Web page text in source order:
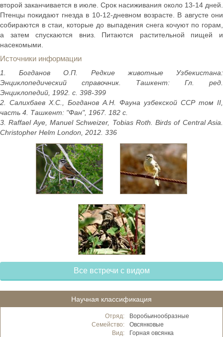
второй заканчивается в июле. Срок насиживания около 13-14 дней.
Птенцы покидают гнезда в 10-12-дневном возрасте. В августе они
собираются в стаи, которые до выпадения снега кочуют по горам,
а затем спускаются вниз. Питаются растительной пищей и
насекомыми.
Источники информации
1. Богданов О.П. Редкие животные Узбекистана:
Энциклопедический справочник. Ташкент: Гл. ред.
Энциклопедий, 1992. с. 398-399
2. Салихбаев Х.С., Богданов А.Н. Фауна узбекской ССР том II,
часть 4. Ташкент: "Фан", 1967. 182 с.
3. Raffael Aye, Manuel Schweizer, Tobias Roth. Birds of Central Asia.
Christopher Helm London, 2012. 336
Все встречи с видом
Научная классификация
Отряд:
Воробьинообразные
Семейство:
Овсянковые
Вид:
Горная овсянка